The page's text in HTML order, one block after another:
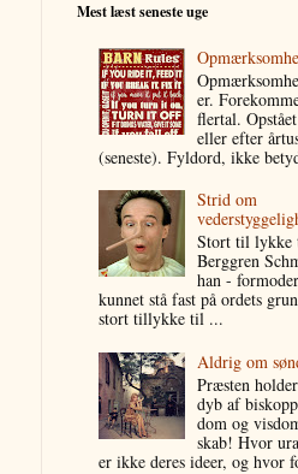
Mest læst seneste uge
er.
flertal.
eller efter
(seneste). Fyldord, ikke
Strid om
Stort til lykke
Berggren
han -
kunnet stå fast på ordets
stort tillykke til ...
Aldrig om
Præsten
dyb af
dom og
skab! Hvor
er ik­ke de­res ide­er, og hvor